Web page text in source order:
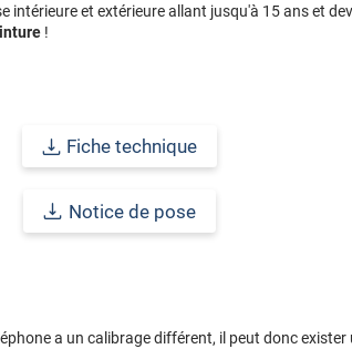
intérieure et extérieure allant jusqu'à 15 ans et
!
Fiche technique
Notice de pose
a un calibrage différent, il peut donc exister